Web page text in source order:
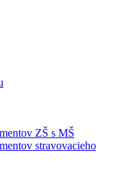
ZŠ s MŠ
stravovacieho